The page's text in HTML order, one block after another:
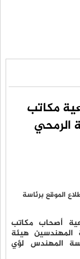
مكاتب
الرمحي
أصحاب مكاتب
المهندسين هيئة
المهندس لؤي